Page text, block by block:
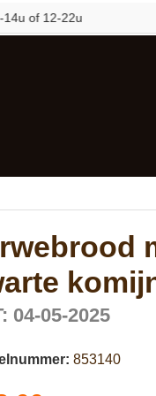
22u ✉️
04-05-2025
853140